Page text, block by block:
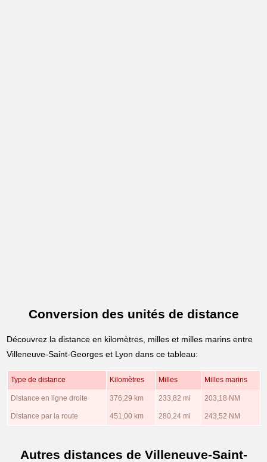
Conversion des unités de distance
Découvrez la distance en kilomètres, milles et milles marins entre
Villeneuve-Saint-Georges et Lyon dans ce tableau:
Type de distance Kilomètres Milles Milles marins
Distance en ligne droite 376,29 km 233,82 mi 203,18 NM
Distance par la route 451,00 km 280,24 mi 243,52 NM
Autres distances de Villeneuve-Saint-